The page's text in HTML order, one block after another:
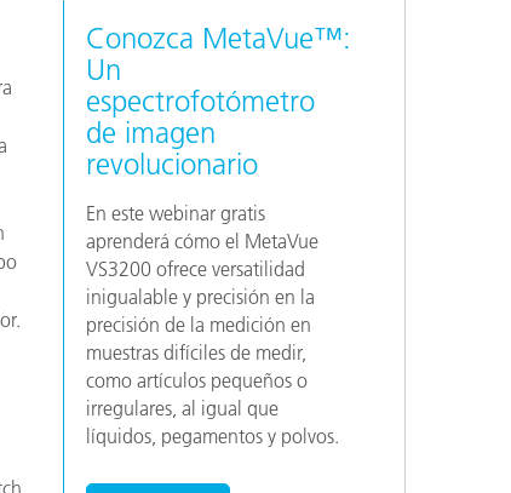
Conozca MetaVue™:
Un
espectrofotómetro
de imagen
revolucionario
En este webinar gratis
aprenderá cómo el MetaVue
VS3200 ofrece versatilidad
inigualable y precisión en la
precisión de la medición en
muestras difíciles de medir,
como artículos pequeños o
irregulares, al igual que
líquidos, pegamentos y polvos.